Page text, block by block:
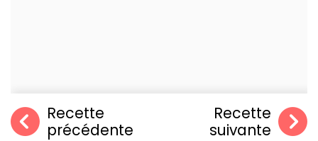
Recette
précédente
Recette
suivante